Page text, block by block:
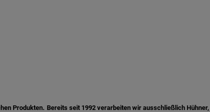
Produkten. Bereits seit 1992 verarbeiten wir ausschließlich